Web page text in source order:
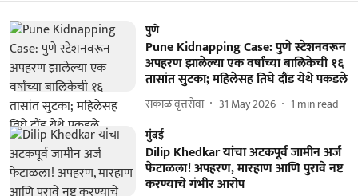
पुणे
Pune Kidnapping Case: पुणे स्टेशनवरून
अपहरण झालेल्या एक वर्षांच्या बालिकेची १६
तासांत सुटका; महिलेसह तिघे दौंड येथे पकडले
सकाळ वृत्तसेवा 31 May 2026 1 min read
मुंबई
Dilip Khedkar यांचा अटकपूर्व जामीन अर्ज
फेटाळला! अपहरण, मारहाण आणि पुरावे नष्ट
करण्याचे गंभीर आरोप